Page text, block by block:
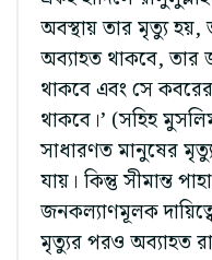
অবস্থায় তার মৃত্যু
অব্যাহত থাকবে, তার
থাকবে এবং সে
থাকবে।’ (সহিহ
সাধারণত মানুষের
যায়। কিন্তু সীমান্ত
জনকল্যাণমূলক
মৃত্যুর পরও অব্যাহত